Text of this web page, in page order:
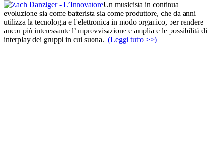
Un musicista in continua
evoluzione sia come batterista sia come produttore, che da anni
utilizza la tecnologia e l’elettronica in modo organico, per rendere
ancor più interessante l’improvvisazione e ampliare le possibilità di
interplay dei gruppi in cui suona. (Leggi tutto >>)